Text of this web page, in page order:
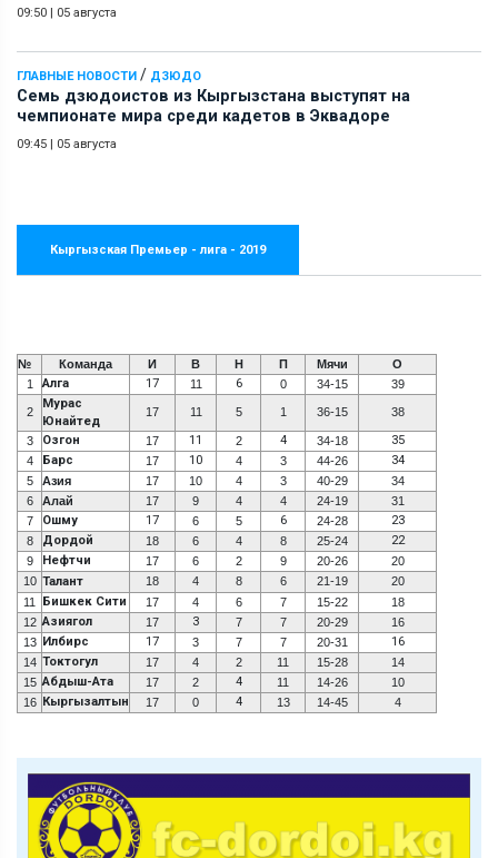
09:50 | 05 августа
ГЛАВНЫЕ НОВОСТИ / ДЗЮДО
Семь дзюдоистов из Кыргызстана выступят на
чемпионате мира среди кадетов в Эквадоре
09:45 | 05 августа
Кыргызская Премьер - лига - 2019
№ Команда И В Н П Мячи
О
1
Алга 17 11 6 0 34-15 39
2
Мурас
Юнайтед
17 11 5 1 36-15 38
3 Озгон 17 11 2 4 34-18 35
4 Барс 17 10 4 3 44-26 34
5 Азия 17 10 4 3 40-29
34
6
Алай 17 9 4 4 24-19
31
7
Ошму 17 6 5 6 24-28 23
8 Дордой 18 6 4 8 25-24 22
9 Нефтчи 17 6 2 9 20-26
20
10 Талант 18 4 8 6 21-19
20
11
Бишкек Сити 17 4 6 7 15-22
18
12 Азиягол 17 3 7 7 20-29
16
13 Илбирс 17 3 7 7 20-31 16
14 Токтогул 17 4 2 11 15-28
14
15 Абдыш-Ата 17 2 4 11 14-26
10
16 Кыргызалтын 17 0 4 13 14-45 4